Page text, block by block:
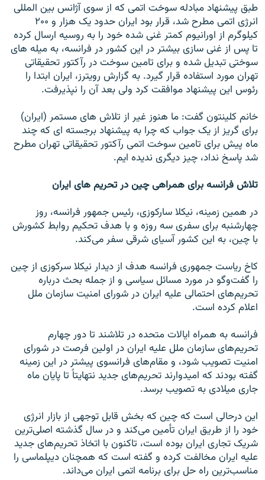
طبق پيشنهاد مبادله سوخت اتمی که از سوی آژانس بين المللی
انرژی اتمی مطرح شد، قرار بود ايران حدود يک هزار و ۲۰۰
کيلوگرم از اورانيوم کمتر غنی شده خود را به روسیه ارسال کرده
تا پس از غنی سازی بيشتر در این کشور در فرانسه، به ميله های
سوختی تبديل شده و برای تامین سوخت در رآکتور تحقيقاتی
تهران مورد استفاده قرار گيرد. به گزارش رويترز، ايران ابتدا را
رئوس اين پيشنهاد موافقت کرد ولی بعد آن را نپذيرفت.
خانم کلينتون گفت: ما هنوز غير از تلاش های مستمر (ايران)
برای گريز از يک جواب که چرا به پيشنهاد برجسته ای که چند
ماه پيش برای تامين سوخت اتمی رآکتور تحقيقاتی تهران مطرح
شد پاسخ نداد، چيز ديگری نديده ايم.
تلاش فرانسه برای همراهی چين در تحريم های ايران
در همین زمینه، نيکلا سارکوزی، رئيس جمهور فرانسه، روز
چهارشنبه برای سفری سه روزه و با هدف تحکيم روابط کشورش
با چين، به اين کشور آسيای شرقی سفر می‌کند.
کاخ رياست جمهوری فرانسه هدف از ديدار نيکلا سرکوزی از چين
را گفت‌وگو در مورد مسائل سياسی و از جمله بحث درباره
تحريم‌های احتمالی عليه ايران در شورای امنيت سازمان ملل
اعلام کرده است.
فرانسه به همراه ايالات متحده در تلاشند تا دور چهارم
تحريم‌های سازمان ملل عليه ايران در اولين فرصت در شورای
امنيت تصويب شود، و مقام‌های فرانسوی پيشتر در اين زمينه
گفته بودند که اميدوارند تحريم‌های جديد نتهايتاً تا پايان ماه
جاری ميلادی به تصويب برسد.
اين درحالی است که چين که بخش قابل توجهی از بازار انرژی
خود را از طريق ايران تأمين می‌کند و در سال گذشته اصلی‌ترين
شريک تجاری ايران بوده است، تاکنون با اتخاذ تحريم‌های جديد
عليه ايران مخالفت کرده و گفته است که همچنان ديپلماسی را
مناسب‌ترين راه حل برای برنامه اتمی ايران می‌داند.